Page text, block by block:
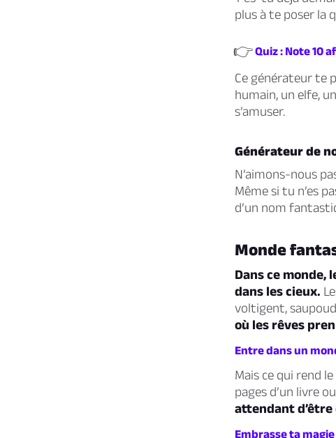
plus à te poser la
👉Quiz : Note 10
Ce générateur te
humain, un elfe,
s’amuser.
Générateur de
N’aimons-nous
Même si tu n’es
d’un nom
Monde
Dans ce
dans les cieux.
voltigent,
où les rêves
Entre dans un
Mais ce qui rend
pages d’un livre
attendant
Embrasse ta